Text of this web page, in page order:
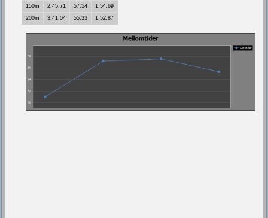
150m
2.45,71 57,54
1.54,69
200m
3.41,04 55,33 1.52,87